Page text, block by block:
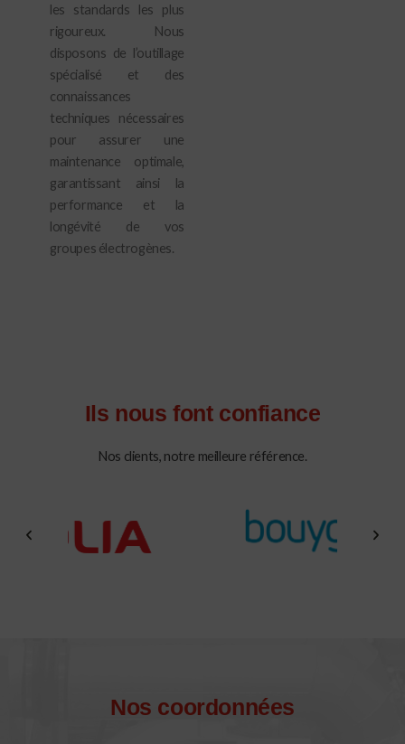
les standards les plus
rigoureux. Nous
disposons de l’outillage
spécialisé et des
connaissances
techniques nécessaires
pour assurer une
maintenance optimale,
garantissant ainsi la
performance et la
longévité de vos
groupes électrogènes.
Ils nous font confiance
Nos clients, notre meilleure référence.
Nos coordonnées